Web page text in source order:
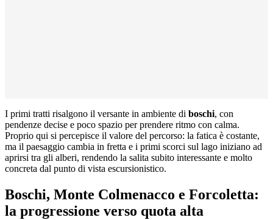
I primi tratti risalgono il versante in ambiente di boschi, con
pendenze decise e poco spazio per prendere ritmo con calma.
Proprio qui si percepisce il valore del percorso: la fatica è costante,
ma il paesaggio cambia in fretta e i primi scorci sul lago iniziano ad
aprirsi tra gli alberi, rendendo la salita subito interessante e molto
concreta dal punto di vista escursionistico.
Boschi, Monte Colmenacco e Forcoletta:
la progressione verso quota alta